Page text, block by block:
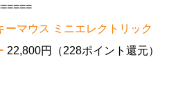
ーマウス ミニエレクトリック
22,800円（228ポイント還元）